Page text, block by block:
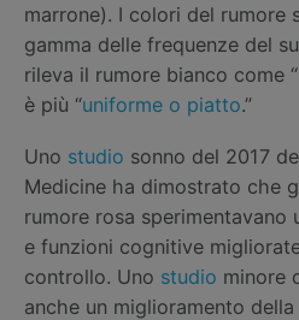
marrone). I colori del rumore
gamma delle frequenze del
rileva il rumore bianco come
è più “uniforme o piatto.”
Uno studio sonno del 2017
Medicine ha dimostrato che
rumore rosa sperimentavano
e funzioni cognitive
controllo. Uno studio minore
anche un miglioramento della